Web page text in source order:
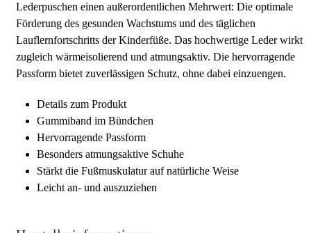
Lederpuschen einen außerordentlichen Mehrwert: Die optimale
Förderung des gesunden Wachstums und des täglichen
Lauflernfortschritts der Kinderfüße. Das hochwertige Leder wirkt
zugleich wärmeisolierend und atmungsaktiv. Die hervorragende
Passform bietet zuverlässigen Schutz, ohne dabei einzuengen.
Details zum Produkt
Gummiband im Bündchen
Hervorragende Passform
Besonders atmungsaktive Schuhe
Stärkt die Fußmuskulatur auf natürliche Weise
Leicht an- und auszuziehen